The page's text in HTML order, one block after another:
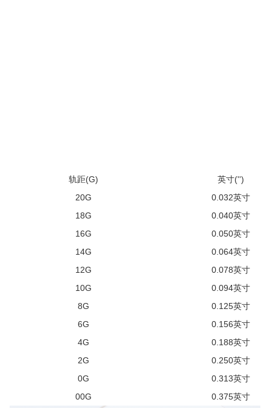
轨距(G)
英寸('')
20G
0.032英寸
18G
0.040英寸
16G
0.050英寸
14G
0.064英寸
12G
0.078英寸
10G
0.094英寸
8G
0.125英寸
6G
0.156英寸
4G
0.188英寸
2G
0.250英寸
0G
0.313英寸
00G
0.375英寸